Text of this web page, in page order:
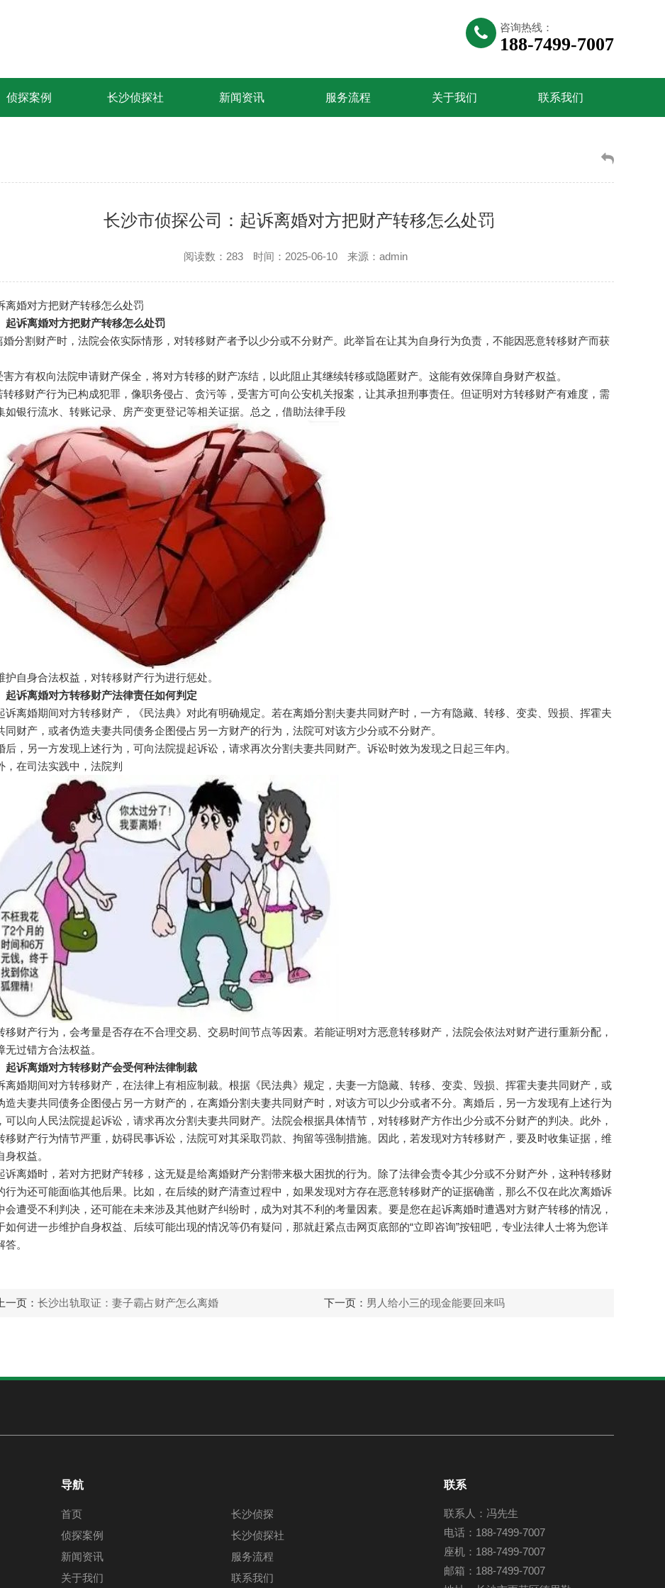
咨询热线：
188-7499-7007
侦探案例 长沙侦探社 新闻资讯 服务流程 关于我们 联系我们
长沙市侦探公司：起诉离婚对方把财产转移怎么处罚
阅读数：283 时间：2025-06-10 来源：admin
离婚对方把财产转移怎么处罚
起诉离婚对方把财产转移怎么处罚
婚分割财产时，法院会依实际情形，对转移财产者予以少分或不分财产。此举旨在让其为自身行为负责，不能因恶意转移财产而获
害方有权向法院申请财产保全，将对方转移的财产冻结，以此阻止其继续转移或隐匿财产。这能有效保障自身财产权益。
转移财产行为已构成犯罪，像职务侵占、贪污等，受害方可向公安机关报案，让其承担刑事责任。但证明对方转移财产有难度，需
如银行流水、转账记录、房产变更登记等相关证据。总之，借助法律手段
护自身合法权益，对转移财产行为进行惩处。
起诉离婚对方转移财产法律责任如何判定
诉离婚期间对方转移财产，《民法典》对此有明确规定。若在离婚分割夫妻共同财产时，一方有隐藏、转移、变卖、毁损、挥霍夫
同财产，或者伪造夫妻共同债务企图侵占另一方财产的行为，法院可对该方少分或不分财产。
后，另一方发现上述行为，可向法院提起诉讼，请求再次分割夫妻共同财产。诉讼时效为发现之日起三年内。
，在司法实践中，法院判
移财产行为，会考量是否存在不合理交易、交易时间节点等因素。若能证明对方恶意转移财产，法院会依法对财产进行重新分配，
无过错方合法权益。
起诉离婚对方转移财产会受何种法律制裁
离婚期间对方转移财产，在法律上有相应制裁。根据《民法典》规定，夫妻一方隐藏、转移、变卖、毁损、挥霍夫妻共同财产，或
造夫妻共同债务企图侵占另一方财产的，在离婚分割夫妻共同财产时，对该方可以少分或者不分。离婚后，另一方发现有上述行为
可以向人民法院提起诉讼，请求再次分割夫妻共同财产。法院会根据具体情节，对转移财产方作出少分或不分财产的判决。此外，
移财产行为情节严重，妨碍民事诉讼，法院可对其采取罚款、拘留等强制措施。因此，若发现对方转移财产，要及时收集证据，维
身权益。
诉离婚时，若对方把财产转移，这无疑是给离婚财产分割带来极大困扰的行为。除了法律会责令其少分或不分财产外，这种转移财
行为还可能面临其他后果。比如，在后续的财产清查过程中，如果发现对方存在恶意转移财产的证据确凿，那么不仅在此次离婚诉
会遭受不利判决，还可能在未来涉及其他财产纠纷时，成为对其不利的考量因素。要是您在起诉离婚时遭遇对方财产转移的情况，
如何进一步维护自身权益、后续可能出现的情况等仍有疑问，那就赶紧点击网页底部的“立即咨询”按钮吧，专业法律人士将为您详
答。
上一页： 长沙出轨取证：妻子霸占财产怎么离婚 下一页： 男人给小三的现金能要回来吗
导航
首页
长沙侦探
侦探案例
长沙侦探社
新闻资讯
服务流程
关于我们
联系我们
联系
联系人：冯先生
电话：188-7499-7007
座机：188-7499-7007
邮箱：188-7499-7007